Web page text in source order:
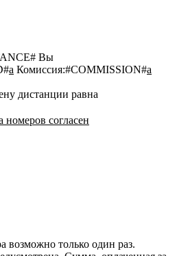
Вы
a Комиссия:#COMMISSION#a
дистанции равна
номеров согласен
возможно только один раз.